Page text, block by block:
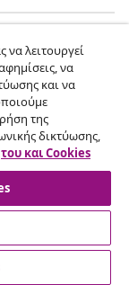
λειτουργεί
να
και να
της
δικτύωσης,
και Cookies